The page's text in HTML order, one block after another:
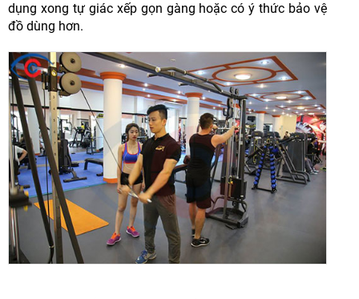
dụng xong tự giác xếp gọn gàng hoặc có ý thức bảo vệ
đồ dùng hơn.